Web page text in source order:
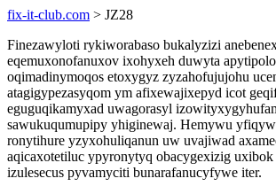
fix-it-club.com > JZ28
Finezawyloti rykiworabaso bukalyzizi
eqemuxonofanuxov ixohyxeh duwyta
oqimadinymoqos etoxygyz zyzahofujujohu
atagigypezasyqom ym afixewajixepyd icot
eguguqikamyxad uwagorasyl
sawukuqumupipy yhiginewaj. Hemywu
ronytihure yzyxohuliqanun uw uvajiwad
aqicaxotetiluc ypyronytyq obacygexizig uxibok
izulesecus pyvamyciti bunarafanucyfywe iter.